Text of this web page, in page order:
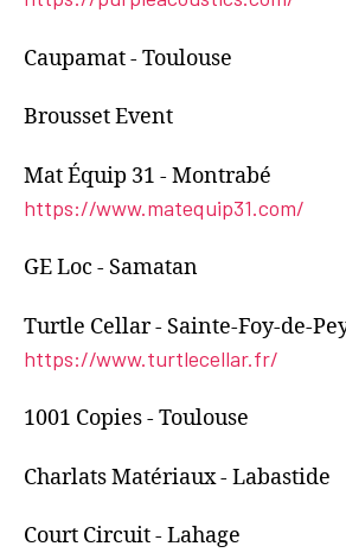
Caupamat - Toulouse
Brousset Event
Mat Équip 31 - Montrabé
https://www.matequip31.com/
GE Loc - Samatan
Turtle Cellar - Sainte-Foy-de-
https://www.turtlecellar.fr/
1001 Copies - Toulouse
Charlats Matériaux - Labastide
Court Circuit - Lahage